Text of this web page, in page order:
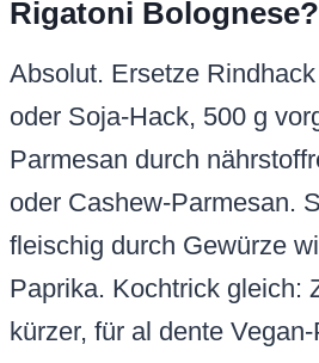
Rigatoni Bolognese?
Absolut. Ersetze
oder Soja-Hack, 500 g
Parmesan durch
oder Cashew-Parmesan.
fleischig durch Gewürze
Paprika. Kochtrick gleich:
kürzer, für al dente